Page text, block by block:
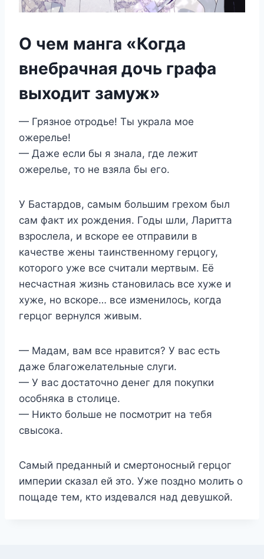
О чем манга «Когда
внебрачная дочь графа
выходит замуж»
— Грязное отродье! Ты украла мое
ожерелье!
— Даже если бы я знала, где лежит
ожерелье, то не взяла бы его.
У Бастардов, самым большим грехом был
сам факт их рождения. Годы шли, Ларитта
взрослела, и вскоре ее отправили в
качестве жены таинственному герцогу,
которого уже все считали мертвым. Её
несчастная жизнь становилась все хуже и
хуже, но вскоре… все изменилось, когда
герцог вернулся живым.
— Мадам, вам все нравится? У вас есть
даже благожелательные слуги.
— У вас достаточно денег для покупки
особняка в столице.
— Никто больше не посмотрит на тебя
свысока.
Самый преданный и смертоносный герцог
империи сказал ей это. Уже поздно молить о
пощаде тем, кто издевался над девушкой.